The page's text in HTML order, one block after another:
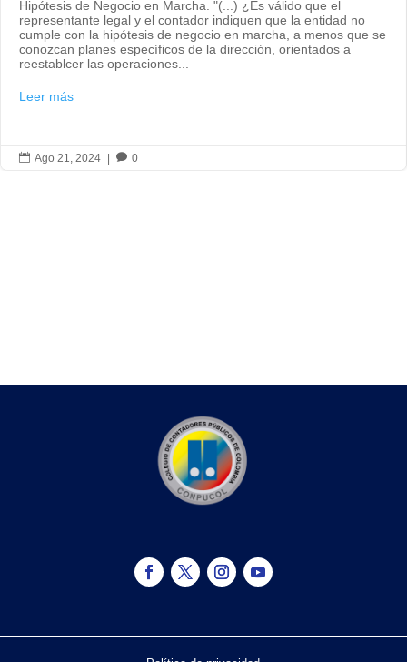
Hipótesis de Negocio en Marcha. "(...) ¿Es válido que el
representante legal y el contador indiquen que la entidad no
cumple con la hipótesis de negocio en marcha, a menos que se
conozcan planes específicos de la dirección, orientados a
reestablcer las operaciones...
Leer más
 Ago 21, 2024 |  0